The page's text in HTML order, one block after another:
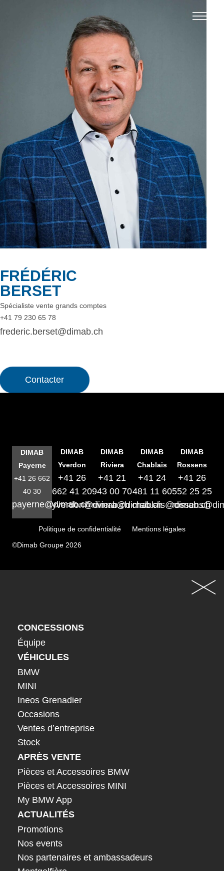
FRÉDÉRIC
BERSET
Spécialiste vente grands comptes
+41 79 230 65 78
frederic.berset@dimab.ch
Contacter
DIMAB
Payerne
+41 26 662
40 30
payerne@dimab.ch
DIMAB
Yverdon
+41 26
662 41 20
yverdon@dimab.ch
DIMAB
Riviera
+41 21
943 00 70
riviera@dimab.ch
DIMAB
Chablais
+41 24
481 11 60
chablais@dimab.ch
DIMAB
Rossens
+41 26
552 25 25
Politique de confidentialité
Mentions légales
©Dimab Groupe 2026
CONCESSIONS
Équipe
VÉHICULES
BMW
MINI
Ineos Grenadier
Occasions
Ventes d’entreprise
Stock
APRÈS VENTE
Pièces et Accessoires BMW
Pièces et Accessoires MINI
My BMW App
ACTUALITÉS
Promotions
Nos events
Nos partenaires et ambassadeurs